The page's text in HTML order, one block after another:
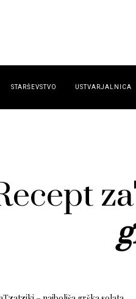
STARŠEVSTVO USTVARJALNICA
za